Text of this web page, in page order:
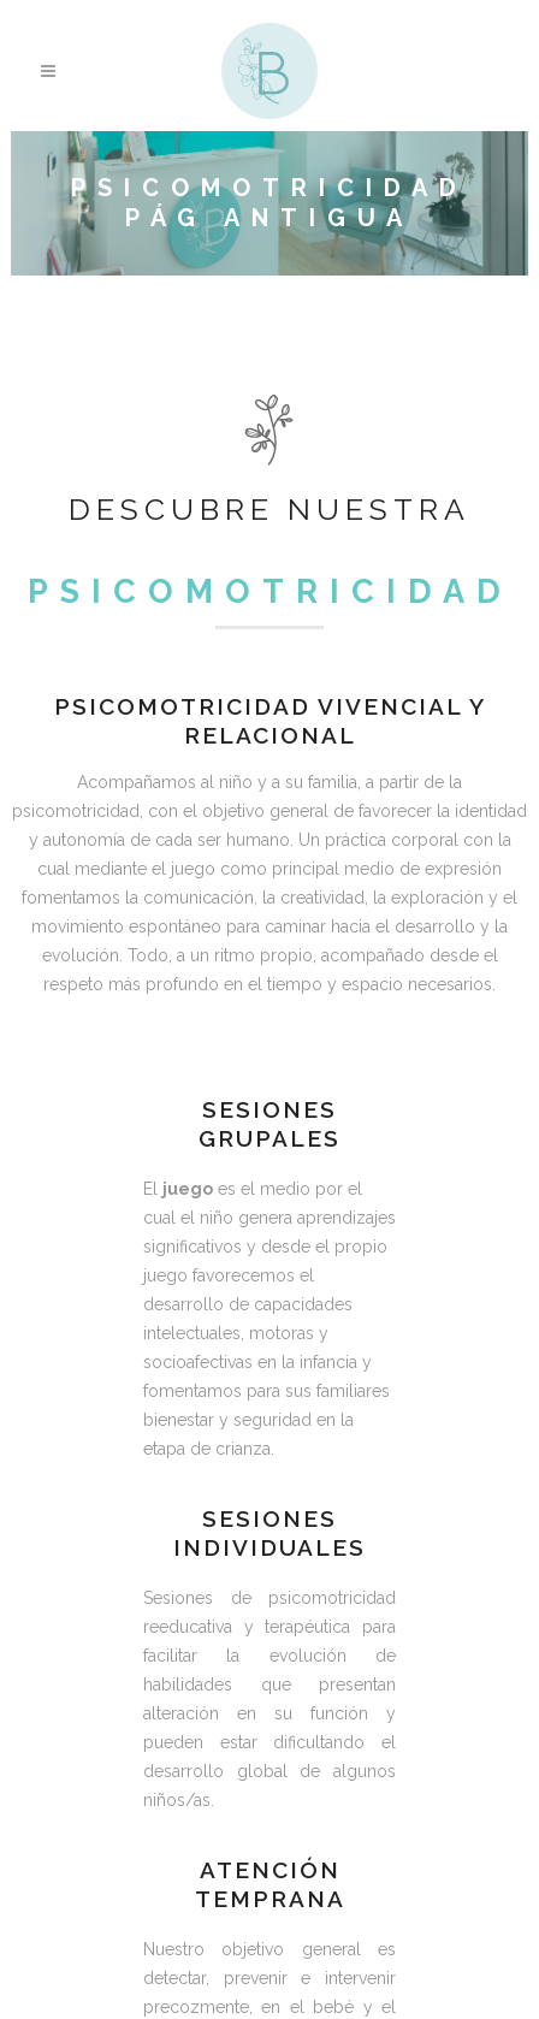
PSICOMOTRICIDAD
PÁG ANTIGUA
DESCUBRE NUESTRA
PSICOMOTRICIDAD
PSICOMOTRICIDAD VIVENCIAL Y
RELACIONAL
Acompañamos al niño y a su familia, a partir de la
psicomotricidad, con el objetivo general de favorecer la identidad
y autonomía de cada ser humano. Un práctica corporal con la
cual mediante el juego como principal medio de expresión
fomentamos la comunicación, la creatividad, la exploración y el
movimiento espontáneo para caminar hacia el desarrollo y la
evolución. Todo, a un ritmo propio, acompañado desde el
respeto más profundo en el tiempo y espacio necesarios.
SESIONES
GRUPALES
El juego es el medio por el
cual el niño genera aprendizajes
significativos y desde el propio
juego favorecemos el
desarrollo de capacidades
intelectuales, motoras y
socioafectivas en la infancia y
fomentamos para sus familiares
bienestar y seguridad en la
etapa de crianza.
SESIONES
INDIVIDUALES
Sesiones de psicomotricidad
reeducativa y terapéutica para
facilitar la evolución de
habilidades que presentan
alteración en su función y
pueden estar dificultando el
desarrollo global de algunos
niños/as.
ATENCIÓN
TEMPRANA
Nuestro objetivo general es
detectar, prevenir e intervenir
precozmente, en el bebé y el